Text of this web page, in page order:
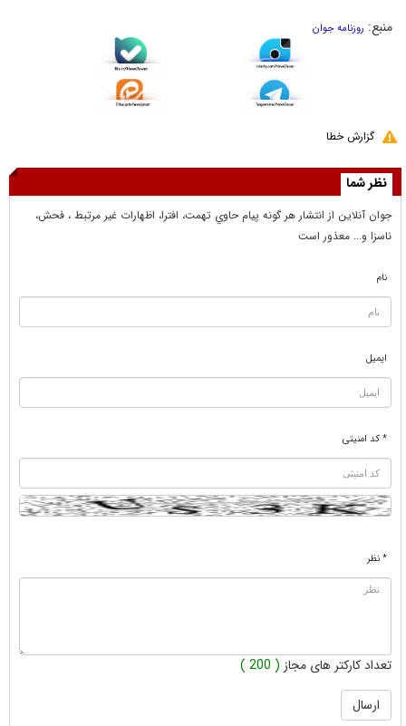
منبع: روزنامه جوان
گزارش خطا
نظر شما
جوان آنلاين از انتشار هر گونه پيام حاوي تهمت، افترا، اظهارات غير مرتبط ، فحش،
ناسزا و... معذور است
نام
ایمیل
* کد امنیتی
* نظر
تعداد کارکتر های مجاز ( 200 )